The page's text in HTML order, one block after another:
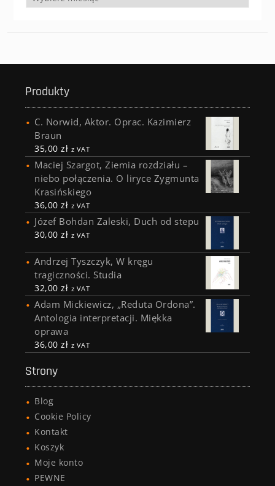
Produkty
C. Norwid, Aktor. Oprac. Kazimierz
Braun
35,00zł z VAT
Maciej Szargot, Ziemia rozdziału –
niebo połączenia. O liryce Zygmunta
Krasińskiego
36,00zł z VAT
Józef Bohdan Zaleski, Duch od stepu
30,00zł z VAT
Andrzej Tyszczyk, W kręgu
tragiczności. Studia
32,00zł z VAT
Adam Mickiewicz, „Reduta Ordona”.
Antologia interpretacji. Miękka
oprawa
36,00zł z VAT
Strony
Blog
Cookie Policy
Kontakt
Koszyk
Moje konto
PEWNE